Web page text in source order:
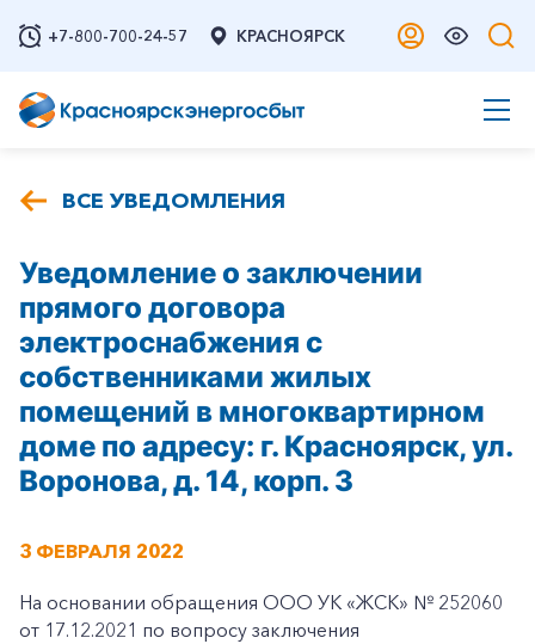
+7-800-700-24-57 КРАСНОЯРСК
ВСЕ УВЕДОМЛЕНИЯ
Уведомление о заключении
прямого договора
электроснабжения с
собственниками жилых
помещений в многоквартирном
доме по адресу: г. Красноярск, ул.
Воронова, д. 14, корп. 3
3 ФЕВРАЛЯ 2022
На основании обращения ООО УК «ЖСК» № 252060
от 17.12.2021 по вопросу заключения